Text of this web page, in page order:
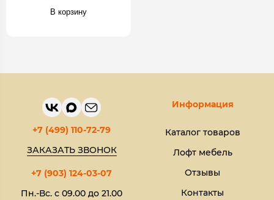
В корзину
+7 (499) 110-72-79
ЗАКАЗАТЬ ЗВОНОК
+7 (903) 124-03-07
Пн.-Вс. с 09.00 до 21.00
Информация
Каталог товаров
Лофт мебель
Отзывы
Контакты